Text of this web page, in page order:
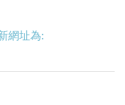
網址為: